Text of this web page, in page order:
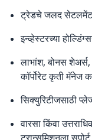
ट्रेडचे जलद सेटलमेंट
इन्व्हेस्टरच्या
लाभांश, बोनस
कॉर्पोरेट कृती मॅनेज
सिक्युरिटीजसाठी
वारसा किंवा
ट्रान्समिशनला